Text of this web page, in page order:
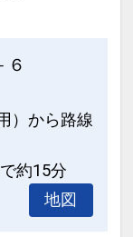
・ＢＢ
予約Ｔ
（受付
条件と
となりま
ご用意
朝食付プ
６
）から路線
約15分
地図